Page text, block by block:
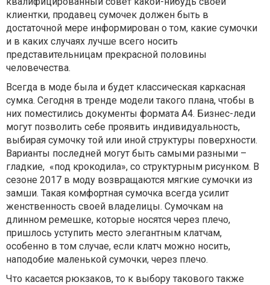
клиентки, продавец сумочек должен быть в
достаточной мере информирован о том, какие сумочки
и в каких случаях лучше всего носить
представительницам прекрасной половины
человечества.
Всегда в моде была и будет классическая каркасная
сумка. Сегодня в тренде модели такого плана, чтобы в
них поместились документы формата А4. Бизнес-леди
могут позволить себе проявить индивидуальность,
выбирая сумочку той или иной структуры поверхности.
Варианты последней могут быть самыми разными –
гладкие, «под крокодила», со структурным рисунком. В
сезоне 2017 в моду возвращаются мягкие сумочки из
замши. Такая комфортная сумочка всегда усилит
женственность своей владелицы. Сумочкам на
длинном ремешке, которые носятся через плечо,
пришлось уступить место элегантным клатчам,
особенно в том случае, если клатч можно носить,
наподобие маленькой сумочки, через плечо.
Что касается рюкзаков, то к выбору такового также